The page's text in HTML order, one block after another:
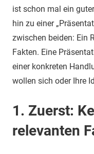
ist schon mal ein
hin zu einer
zwischen beiden: Ein
Fakten. Eine
einer konkreten
wollen sich oder Ihre
1. Zuerst:
relevanten